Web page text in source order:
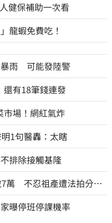
健保補助一次看
龍蝦免費吃！
暴雨 可能發陸警
有18筆錢連發
市場！網紅氣炸
1句醫轟：太瞎
排除接觸基隆
7萬 不忍祖產遭法拍分
曝停班停課機率